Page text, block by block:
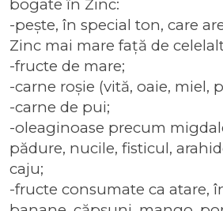
bogate în Zinc:
-pește, în special ton, care
Zinc mai mare față de
-fructe de mare;
-carne roșie (vită, oaie, miel,
-carne de pui;
-oleaginoase precum
pădure, nucile, fisticul,
caju;
-fructe consumate ca atare,